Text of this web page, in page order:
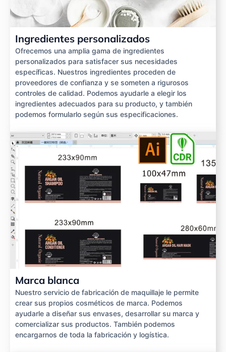
Ingredientes personalizados
Ofrecemos una amplia gama de ingredientes
personalizados para satisfacer sus necesidades
específicas. Nuestros ingredientes proceden de
proveedores de confianza y se someten a rigurosos
controles de calidad. Podemos ayudarle a elegir los
ingredientes adecuados para su producto, y también
podemos formularlo según sus especificaciones.
Marca blanca
Nuestro servicio de fabricación de maquillaje le permite
crear sus propios cosméticos de marca. Podemos
ayudarle a diseñar sus envases, desarrollar su marca y
comercializar sus productos. También podemos
encargarnos de toda la fabricación y logística.